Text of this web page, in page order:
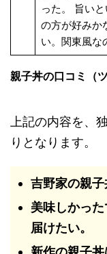
った。 旨い
の方が好みか
い。関東風な
親子丼の口コミ（
上記の内容を、
りとなります。
吉野家の親
美味しかっ
届けたい。